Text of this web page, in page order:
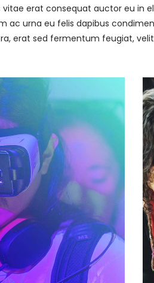
erat consequat auctor eu in
ac urna eu felis dapibus
erat sed fermentum feugiat,